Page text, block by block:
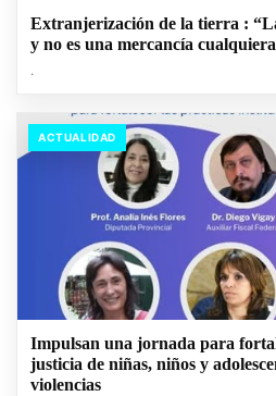
Extranjerización de la tierra :
y no es una mercancía
.
ACTUALIDAD
Impulsan una jornada para
justicia de niñas, niños y
violencias